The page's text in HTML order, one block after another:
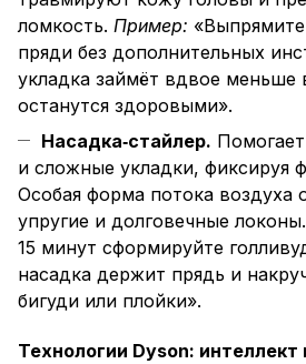
ломкость. Пример:
пряди без дополнительных
укладка займёт вдвое меньше
останутся здоровыми».
Насадка‑стайлер.
и сложные укладки, фиксируя
Особая форма потока воздуха
упругие и долговечные локоны.
15 минут сформируйте
насадка держит прядь и
бигуди или плойки».
Технологии Dyson: